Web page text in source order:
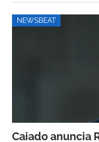
NEWSBEAT
Caiado anuncia